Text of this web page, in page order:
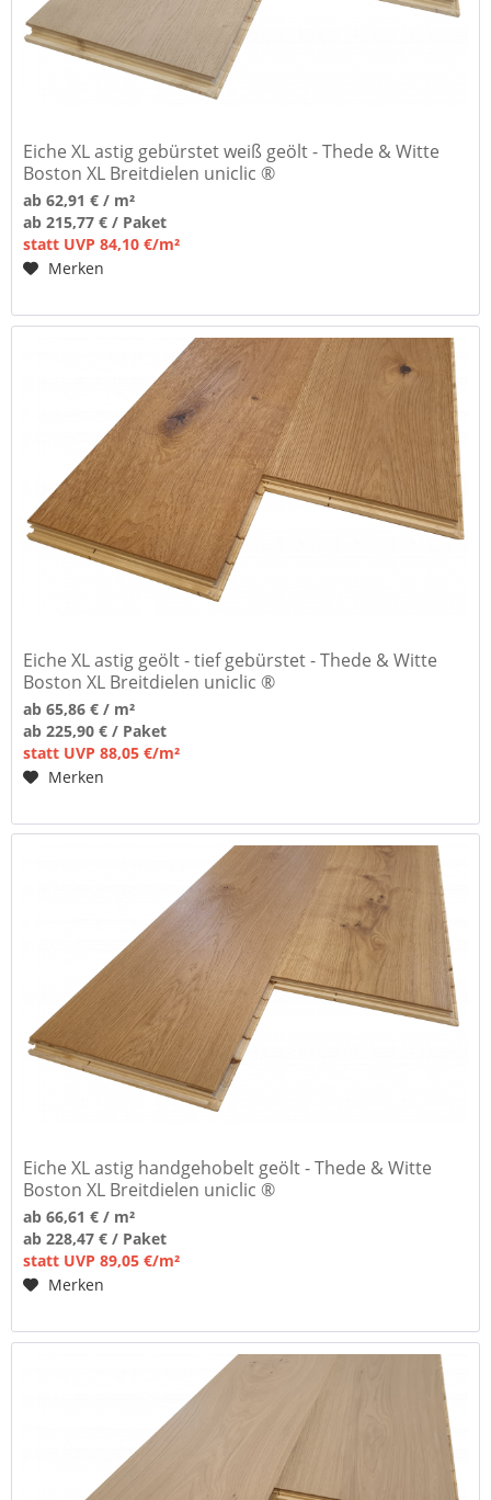
Eiche XL astig gebürstet weiß geölt - Thede & Witte
Boston XL Breitdielen uniclic ®
ab 62,91 € / m²
ab 215,77 € / Paket
statt UVP 84,10 €/m²
Merken
Eiche XL astig geölt - tief gebürstet - Thede & Witte
Boston XL Breitdielen uniclic ®
ab 65,86 € / m²
ab 225,90 € / Paket
statt UVP 88,05 €/m²
Merken
Eiche XL astig handgehobelt geölt - Thede & Witte
Boston XL Breitdielen uniclic ®
ab 66,61 € / m²
ab 228,47 € / Paket
statt UVP 89,05 €/m²
Merken